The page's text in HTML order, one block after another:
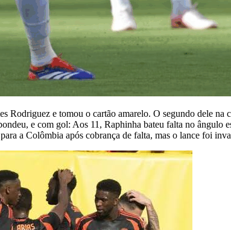
e tomou o cartão amarelo. O segundo dele
e com gol: Aos 11, Raphinha bateu falta no
a Colômbia após cobrança de falta, mas o lance foi